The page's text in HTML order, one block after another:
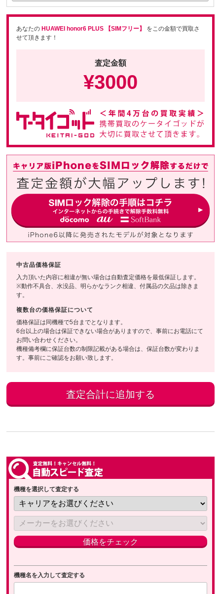
あなたの HUAWEI honor6 PLUS 【SIMフリー】
をこの金額で買取さ
せて頂きます！
査定金額
¥3000
中古品価格保証
入力頂いた内容に相違が無い場合は自動査定価格を最低保証します。
※動作不具合、水没品、明らかなランク相違、付属品の欠品は除きま
す。
複数台の価格保証について
価格保証は同機種で5台までとなります。
6台以上の場合は保証できない場合がありますので、事前にお電話にて
お問い合わせください。
機種備考欄に保証台数の制限記載がある場合は、保証台数が変わりま
す。事前にご確認をお願い致します。
機種を選択して査定する
機種名を入力して査定する